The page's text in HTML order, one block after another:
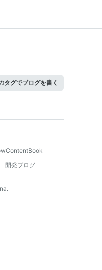
タグでブログを書く
開発ブログ